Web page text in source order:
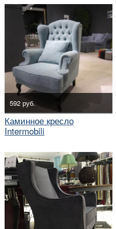
592 руб.
Каминное кресло
Intermobili